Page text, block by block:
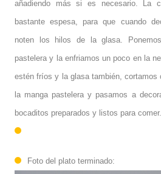
añadiendo más si es necesario. La
bastante espesa, para que cuando
noten los hilos de la glasa.
pastelera y la enfriamos un poco en la
estén fríos y la glasa también, cortamos
la manga pastelera y pasamos a
bocaditos preparados y listos para
Foto del plato terminado: